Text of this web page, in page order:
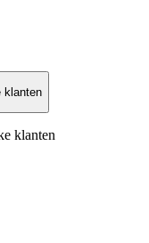
klanten
klanten